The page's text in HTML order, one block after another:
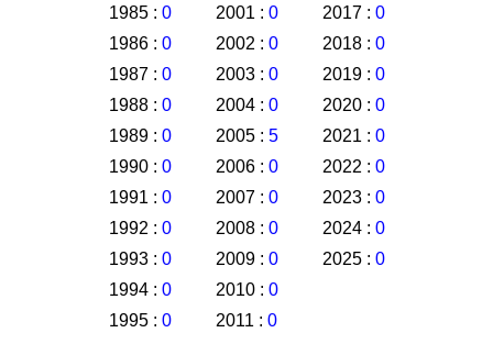
1985 : 0
1986 : 0
1987 : 0
1988 : 0
1989 : 0
1990 : 0
1991 : 0
1992 : 0
1993 : 0
1994 : 0
1995 : 0
2001 : 0
2002 : 0
2003 : 0
2004 : 0
2005 : 5
2006 : 0
2007 : 0
2008 : 0
2009 : 0
2010 : 0
2011 : 0
2017 : 0
2018 : 0
2019 : 0
2020 : 0
2021 : 0
2022 : 0
2023 : 0
2024 : 0
2025 : 0